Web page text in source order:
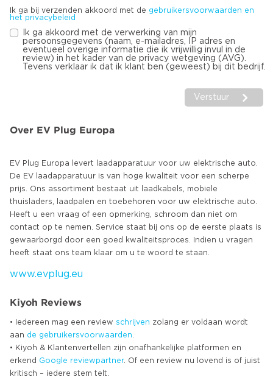
Ik ga bij verzenden akkoord met de gebruikersvoorwaarden en
het privacybeleid
Ik ga akkoord met de verwerking van mijn
persoonsgegevens (naam, e-mailadres, IP adres en
eventueel overige informatie die ik vrijwillig invul in de
review) in het kader van de privacy wetgeving (AVG).
Tevens verklaar ik dat ik klant ben (geweest) bij dit bedrijf.
Verstuur
Over EV Plug Europa
EV Plug Europa levert laadapparatuur voor uw elektrische auto.
De EV laadapparatuur is van hoge kwaliteit voor een scherpe
prijs. Ons assortiment bestaat uit laadkabels, mobiele
thuisladers, laadpalen en toebehoren voor uw elektrische auto.
Heeft u een vraag of een opmerking, schroom dan niet om
contact op te nemen. Service staat bij ons op de eerste plaats is
gewaarborgd door een goed kwaliteitsproces. Indien u vragen
www.evplug.eu
Kiyoh Reviews
• Iedereen mag een review schrijven zolang er voldaan wordt
aan de gebruikersvoorwaarden
• Kiyoh & Klantenvertellen zijn onafhankelijke platformen en
erkend Google reviewpartner. Of een review nu lovend is of juist
kritisch – iedere stem telt.